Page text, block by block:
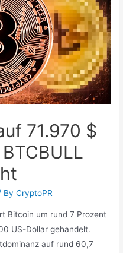
71.970 $
ByCryptoPR
Bitcoin um rund 7 Prozent
US-Dollar gehandelt.
auf rund 60,7